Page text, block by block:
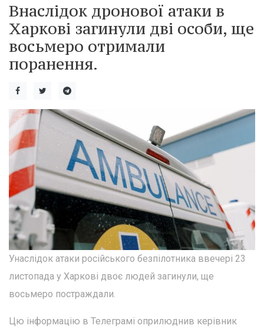
Внаслідок дронової атаки в
Харкові загинули дві особи, ще
восьмеро отримали
поранення.
Унаслідок атаки російського безпілотника ввечері 23
листопада у Харкові двоє людей загинули, ще
восьмеро постраждали.
Цю інформацію в Телеграмі оприлюднив керівник